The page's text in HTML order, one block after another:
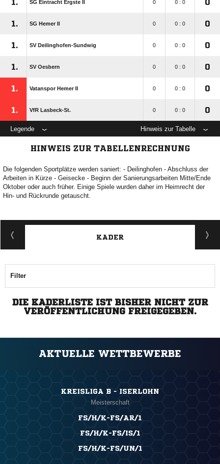
1. SG Eintracht Ergste II 0 0 : 0 0
1. SG Hemer II 0 0 : 0 0
1. SV Deilinghofen-Sundwig 0 0 : 0 0
1. SV Oesbern 0 0 : 0 0
1. Vatanspor Hemer II 0 0 : 0 0
1. VfR Lasbeck-St. 0 0 : 0 0
Legende Hinweis zur Tabelle
HINWEIS ZUR TABELLENRECHNUNG
Die folgenden Sportplätze werden saniert: - Deilinghofen - Abschluss der
Arbeiten in Kürze - Geisecke - Beginn der Sanierungsarbeiten Mitte/Ende
Oktober oder auch früher. Einige Spiele wurden daher im Heimrecht der
Hin- und Rückrunde getauscht.
KADER
Filter
DIE KADERLISTE IST BISHER NICHT ZUR
VERÖFFENTLICHUNG FREIGEGEBEN.
AKTUELLE WETTBEWERBE
KREISLIGA B - ISERLOHN
Meisterschaft
FS/H/K-FS/AR/1
FS/H/K-FS/IS/1
FS/H/K-FS/UN/1